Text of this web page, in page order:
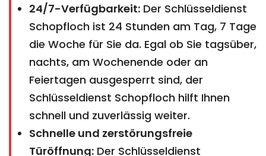
24/7-Verfügbarkeit: Der Schlüsseldienst
Schopfloch ist 24 Stunden am Tag, 7 Tage
die Woche für Sie da. Egal ob Sie tagsüber,
nachts, am Wochenende oder an
Feiertagen ausgesperrt sind, der
Schlüsseldienst Schopfloch hilft Ihnen
schnell und zuverlässig weiter.
Schnelle und zerstörungsfreie
Türöffnung: Der Schlüsseldienst